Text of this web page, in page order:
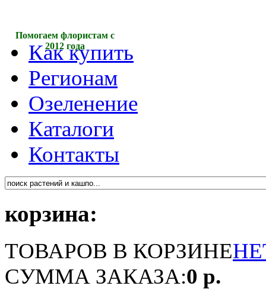
Помогаем флористам с
2012 года
Как купить
Регионам
Озеленение
Каталоги
Контакты
корзина:
ТОВАРОВ В КОРЗИНЕ
СУММА ЗАКАЗА:0 р.